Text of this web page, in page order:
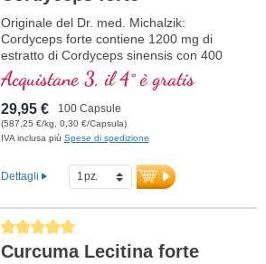
Originale del Dr. med. Michalzik:
Cordyceps forte contiene 1200 mg di
estratto di Cordyceps sinensis con 400
mg di polisaccaridi per dose giornaliera (3
capsule). Questo integratore alimentare di
alta qualità è privo di additivi ed è prodotto
in Germania. Il sigillo è privo di alluminio.
Acquistane 3, il 4° è gratis
29,95 € 100 Capsule
(587,25 €/kg, 0,30 €/Capsula)
IVA inclusa più Spese di spedizione
Dettagli
Average rating of 5 out of 5 stars
Curcuma Lecitina forte